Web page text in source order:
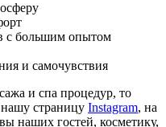
с большим опытом
и самочувствия
и спа процедур, то
нашу страницу Instagram, на
наших гостей, косметику,